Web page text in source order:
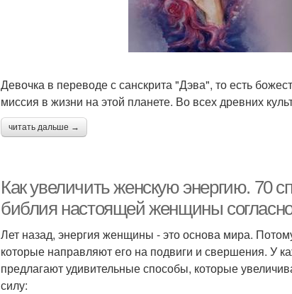
Девочка в переводе с санскрита "Дэва", то есть
миссия в жизни на этой планете. Во всех древних
читать дальше →
Как увеличить женскую энергию. 70
библия настоящей женщины
Лет назад, энергия женщины - это основа мира.
которые направляют его на подвиги и свершения. У
предлагают удивительные способы, которые
силу: